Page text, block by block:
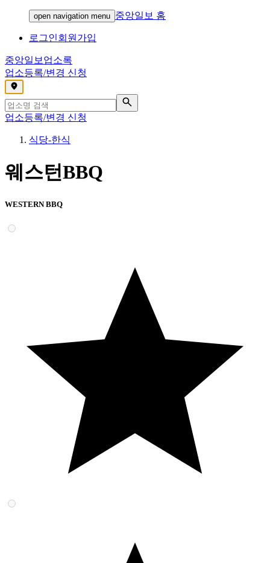
open navigation menu 중앙일보 홈
로그인회원가입
중앙일보 업소록
업소등록/변경 신청
,
업소등록/변경 신청
식당-한식
웨스턴BBQ
WESTERN BBQ